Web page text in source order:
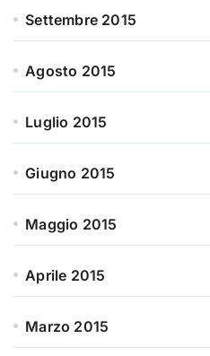
Settembre 2015
Agosto 2015
Luglio 2015
Giugno 2015
Maggio 2015
Aprile 2015
Marzo 2015